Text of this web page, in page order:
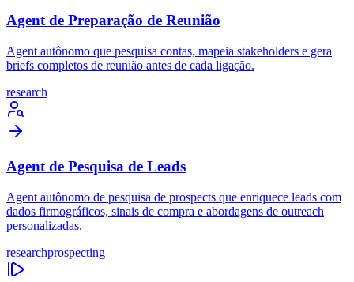
Agent de Preparação de Reunião
Agent autônomo que pesquisa contas, mapeia stakeholders e gera
briefs completos de reunião antes de cada ligação.
research
Agent de Pesquisa de Leads
Agent autônomo de pesquisa de prospects que enriquece leads com
dados firmográficos, sinais de compra e abordagens de outreach
personalizadas.
researchprospecting